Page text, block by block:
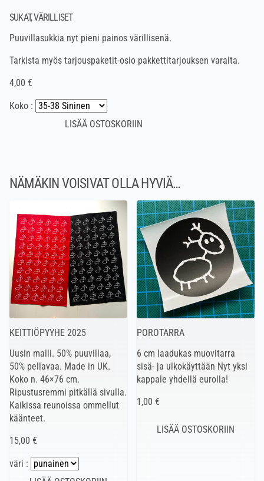
SUKAT, VÄRILLISET
Puuvillasukkia nyt pieni painos värillisenä.
Tarkista myös tarjouspaketit-osio pakkettitarjouksen varalta.
4,00 €
Koko :
NÄMÄKIN VOISIVAT OLLA HYVIÄ…
KEITTIÖPYYHE 2025
Uusin malli. 50% puuvillaa,
50% pellavaa. Made in UK.
Koko n. 46×76 cm.
Ripustusremmi pitkällä sivulla.
Kaikissa reunoissa ommellut
käänteet.
15,00 €
väri :
POROTARRA
6 cm laadukas muovitarra
sisä- ja ulkokäyttään Nyt yksi
kappale yhdellä eurolla!
1,00 €